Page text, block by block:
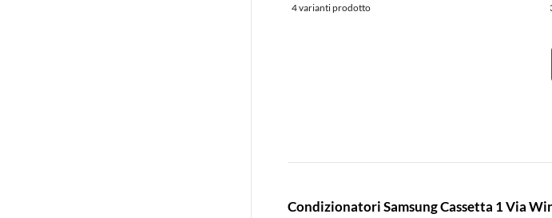
4 varianti prodotto
Condizionatori Samsung Cassetta 1 Via